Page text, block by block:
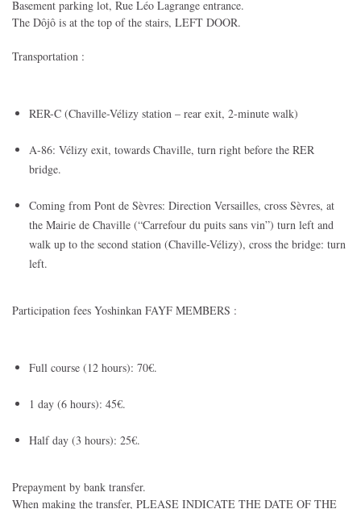
Basement parking lot, Rue Léo Lagrange entrance.
The Dôjô is at the top of the stairs, LEFT DOOR.
Transportation :
RER-C (Chaville-Vélizy station – rear exit, 2-minute walk)
A-86: Vélizy exit, towards Chaville, turn right before the RER
bridge.
Coming from Pont de Sèvres: Direction Versailles, cross Sèvres, at
the Mairie de Chaville (“Carrefour du puits sans vin”) turn left and
walk up to the second station (Chaville-Vélizy), cross the bridge: turn
left.
Participation fees Yoshinkan FAYF MEMBERS :
Full course (12 hours): 70€.
1 day (6 hours): 45€.
Half day (3 hours): 25€.
Prepayment by bank transfer.
When making the transfer, PLEASE INDICATE THE DATE OF THE